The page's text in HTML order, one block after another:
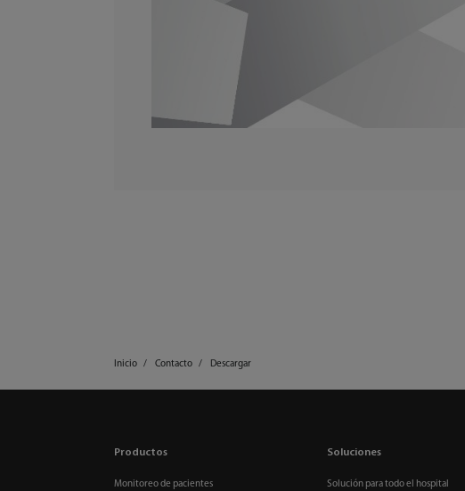
Inicio Contacto Descargar
Productos
Monitoreo de pacientes
Soluciones
Solución para todo el hospital